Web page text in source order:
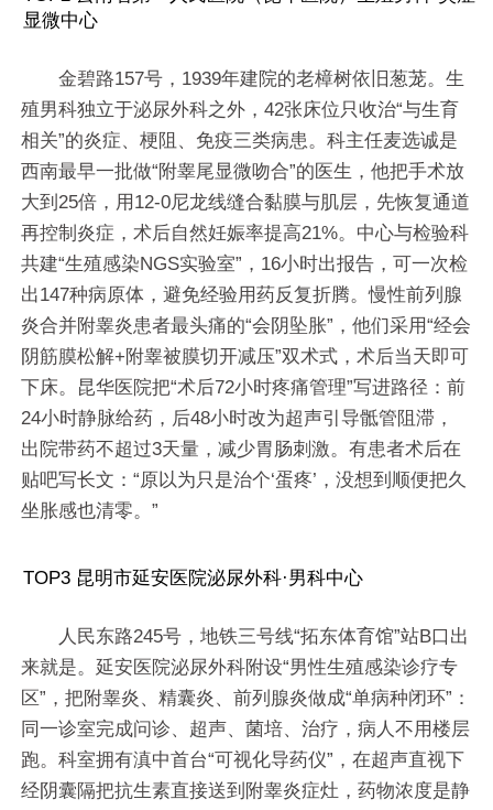
显微中心
金碧路157号，1939年建院的老樟树依旧葱茏。生
殖男科独立于泌尿外科之外，42张床位只收治“与生育
相关”的炎症、梗阻、免疫三类病患。科主任麦选诚是
西南最早一批做“附睾尾显微吻合”的医生，他把手术放
大到25倍，用12-0尼龙线缝合黏膜与肌层，先恢复通道
再控制炎症，术后自然妊娠率提高21%。中心与检验科
共建“生殖感染NGS实验室”，16小时出报告，可一次检
出147种病原体，避免经验用药反复折腾。慢性前列腺
炎合并附睾炎患者最头痛的“会阴坠胀”，他们采用“经会
阴筋膜松解+附睾被膜切开减压”双术式，术后当天即可
下床。昆华医院把“术后72小时疼痛管理”写进路径：前
24小时静脉给药，后48小时改为超声引导骶管阻滞，
出院带药不超过3天量，减少胃肠刺激。有患者术后在
贴吧写长文：“原以为只是治个‘蛋疼’，没想到顺便把久
坐胀感也清零。”
TOP3 昆明市延安医院泌尿外科·男科中心
人民东路245号，地铁三号线“拓东体育馆”站B口出
来就是。延安医院泌尿外科附设“男性生殖感染诊疗专
区”，把附睾炎、精囊炎、前列腺炎做成“单病种闭环”：
同一诊室完成问诊、超声、菌培、治疗，病人不用楼层
跑。科室拥有滇中首台“可视化导药仪”，在超声直视下
经阴囊隔把抗生素直接送到附睾炎症灶，药物浓度是静